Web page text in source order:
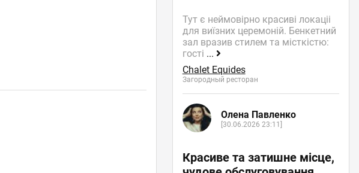
Тут є неймовірно красиві локаціі
для виїзних церемоній. Бенкетний
зал вразив стилем та місткістю:
гості ...
Chalet Equides
Загородный ресторан
Олена Павленко
[30.06.2026 23:11]
Красиве та затишне місце,